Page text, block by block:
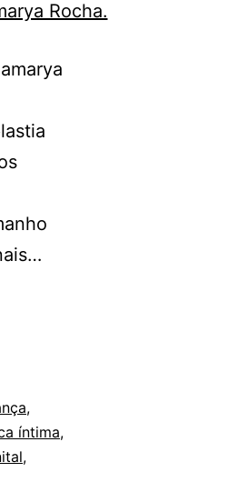
,
íntima,
,